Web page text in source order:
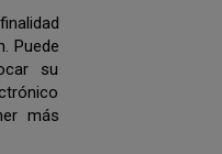
Puede
su
más